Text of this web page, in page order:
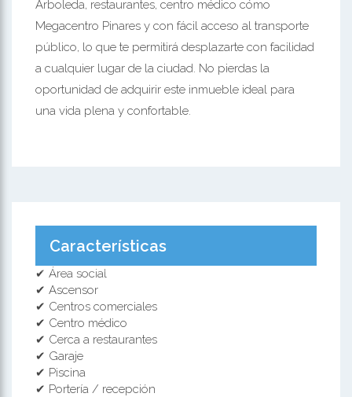
Arboleda, restaurantes, centro médico cómo
Megacentro Pinares y con fácil acceso al transporte
público, lo que te permitirá desplazarte con facilidad
a cualquier lugar de la ciudad. No pierdas la
oportunidad de adquirir este inmueble ideal para
una vida plena y confortable.
Características
✔ Área social
✔ Ascensor
✔ Centros comerciales
✔ Centro médico
✔ Cerca a restaurantes
✔ Garaje
✔ Piscina
✔ Portería / recepción